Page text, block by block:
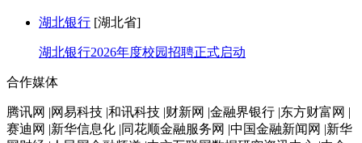
湖北银行 [湖北省]
湖北银行2026年度校园招聘正式启动
合作媒体
腾讯网 |网易科技 |和讯科技 |财新网 |金融界银行 |东方财富网 |
赛迪网 |新华信息化 |同花顺金融服务网 |中国金融新闻网 |新华